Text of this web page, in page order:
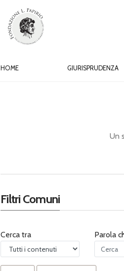
HOME GIURISPRUDENZA
Un
Filtri Comuni
Cerca tra Parola